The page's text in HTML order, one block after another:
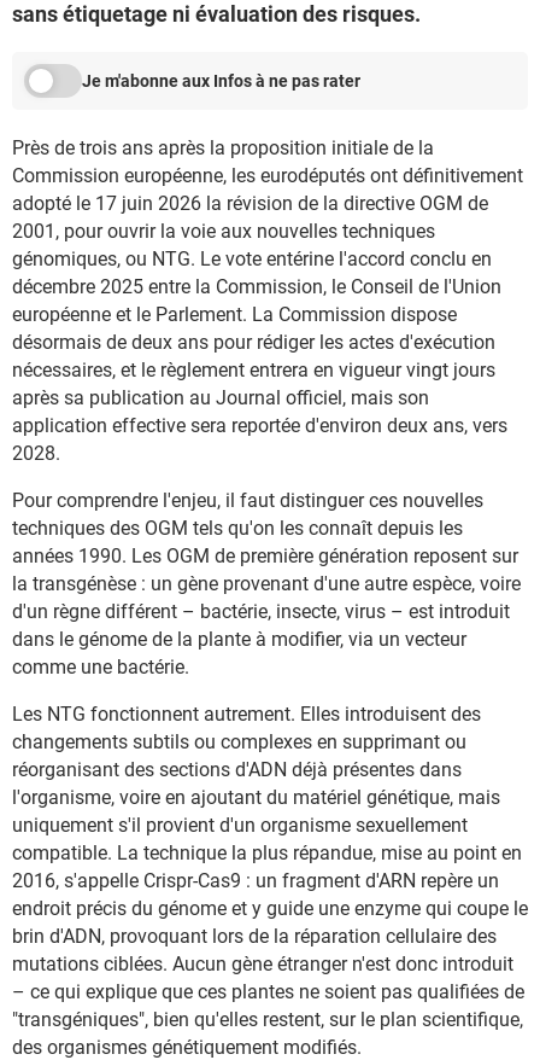
sans étiquetage ni évaluation des risques.
Je m'abonne aux Infos à ne pas rater
Près de trois ans après la proposition initiale de la
Commission européenne, les eurodéputés ont définitivement
adopté le 17 juin 2026 la révision de la directive OGM de
2001, pour ouvrir la voie aux nouvelles techniques
génomiques, ou NTG. Le vote entérine l'accord conclu en
décembre 2025 entre la Commission, le Conseil de l'Union
européenne et le Parlement. La Commission dispose
désormais de deux ans pour rédiger les actes d'exécution
nécessaires, et le règlement entrera en vigueur vingt jours
après sa publication au Journal officiel, mais son
application effective sera reportée d'environ deux ans, vers
2028.
Pour comprendre l'enjeu, il faut distinguer ces nouvelles
techniques des OGM tels qu'on les connaît depuis les
années 1990. Les OGM de première génération reposent sur
la transgénèse : un gène provenant d'une autre espèce, voire
d'un règne différent – bactérie, insecte, virus – est introduit
dans le génome de la plante à modifier, via un vecteur
comme une bactérie.
Les NTG fonctionnent autrement. Elles introduisent des
changements subtils ou complexes en supprimant ou
réorganisant des sections d'ADN déjà présentes dans
l'organisme, voire en ajoutant du matériel génétique, mais
uniquement s'il provient d'un organisme sexuellement
compatible. La technique la plus répandue, mise au point en
2016, s'appelle Crispr-Cas9 : un fragment d'ARN repère un
endroit précis du génome et y guide une enzyme qui coupe le
brin d'ADN, provoquant lors de la réparation cellulaire des
mutations ciblées. Aucun gène étranger n'est donc introduit
– ce qui explique que ces plantes ne soient pas qualifiées de
"transgéniques", bien qu'elles restent, sur le plan scientifique,
des organismes génétiquement modifiés.